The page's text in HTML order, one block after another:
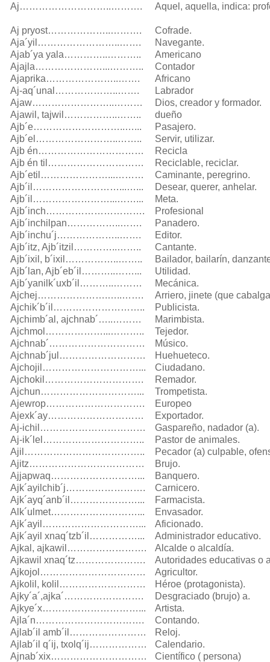
Aj………………………..……….
Aj pryost………………..……….
Aja´yil……………………..…….
Ajab´ya yala…………..………..
Ajajla…………………...………..
Ajaprika…………………..…….
Aj-aq´unal………………..…….
Ajaw……………………..………
Ajawil, tajwil……………..……..
Ajb´e………………………..…...
Ajb´el……………………..……..
Ajb én……………………………
Ajb én til…………………………
Ajb´etil…………………...………
Ajb´il………………………...…...
Ajb´il……………………...……...
Ajb´inch………………………….
Ajb´inchilpan……………..…….
Ajb´inchu´j………………..…….
Ajb´itz, Ajb´itzil…………..……..
Ajb´ixil, b´ixil……………..……..
Ajb´lan, Ajb´eb´il………..……...
Ajb´yanilk´uxb´il………..………
Ajchej………………….…..…….
Ajchik´b´il………………………..
Ajchimb´al, ajchnab´…..………
Ajchmol………………...………..
Ajchnab´…………………………
Ajchnab´jul………………………
Ajchojil…………………………...
Ajchokil………………………….
Ajchun…………………………...
Ajewrop………………………….
Ajexk´ay…………………………
Aj-ichil……………………………
Aj-ik´lel…………………………..
Ajil………………………………..
Ajitz………………………………
Ajjapwaq………………………...
Ajk´ayilchib´j…………………….
Ajk´ayq´anb´il…………………...
Alk´ulmet………………………...
Ajk´ayil…………………………...
Ajk´ayil xnaq´tzb´il……………...
Ajkal, ajkawil…………………….
Ajkawil xnaq´tz………………….
Ajkojol……………………………
Ajkolil, kolil………………………
Ajky´a´,ajka´…………………….
Ajkye´x…………………………...
Ajla´n…………………………….
Ajlab´il amb´il……………………
Ajlab´il q´ij, txolq´ij………………
Ajnab´xix…………………………
Aquel, aquella, indica:
Cofrade.
Navegante.
Americano
Contador
Africano
Labrador
Dios, creador y formador.
dueño
Pasajero.
Servir, utilizar.
Recicla
Reciclable, reciclar.
Caminante, peregrino.
Desear, querer, anhelar.
Meta.
Profesional
Panadero.
Editor.
Cantante.
Bailador, bailarín,
Utilidad.
Mecánica.
Arriero, jinete (que
Publicista.
Marimbista.
Tejedor.
Músico.
Huehueteco.
Ciudadano.
Remador.
Trompetista.
Europeo
Exportador.
Gaspareño, nadador (a).
Pastor de animales.
Pecador (a) culpable,
Brujo.
Banquero.
Carnicero.
Farmacista.
Envasador.
Aficionado.
Administrador educativo.
Alcalde o alcaldía.
Autoridades educativas o
Agricultor.
Héroe (protagonista).
Desgraciado (brujo) a.
Artista.
Contando.
Reloj.
Calendario.
Científico ( persona)